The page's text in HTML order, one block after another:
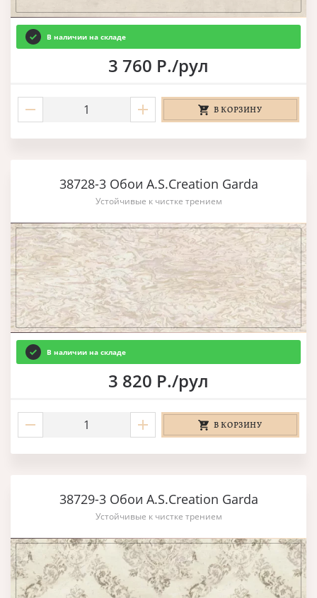
В наличии на складе
3 760 Р./рул
В КОРЗИНУ
38728-3 Обои A.S.Creation Garda
Устойчивые к чистке трением
В наличии на складе
3 820 Р./рул
В КОРЗИНУ
38729-3 Обои A.S.Creation Garda
Устойчивые к чистке трением